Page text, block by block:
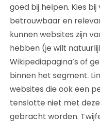
goed bij helpen. Kies
betrouwbaar en
kunnen websites zijn
hebben (je wilt
Wikipediapagina’s of
binnen het segment.
websites die ook een
tenslotte niet met
gebracht worden.